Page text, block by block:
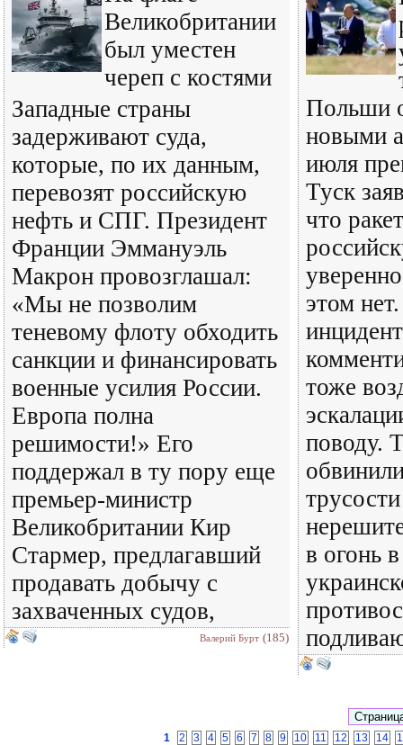
Великобритании
был уместен
череп с костями
Западные страны
задерживают суда,
которые, по их данным,
перевозят российскую
нефть и СПГ. Президент
Франции Эммануэль
Макрон провозглашал:
«Мы не позволим
теневому флоту обходить
санкции и финансировать
военные усилия России.
Европа полна
решимости!» Его
поддержал в ту пору еще
премьер-министр
Великобритании Кир
Стармер, предлагавший
продавать добычу с
захваченных судов,
Валерий Бурт (185)
Польши
новыми
июля
Туск
что
этом
тоже
поводу.
в огонь
1 2 3 4 5 6 7 8 9 10 11 12 13 14